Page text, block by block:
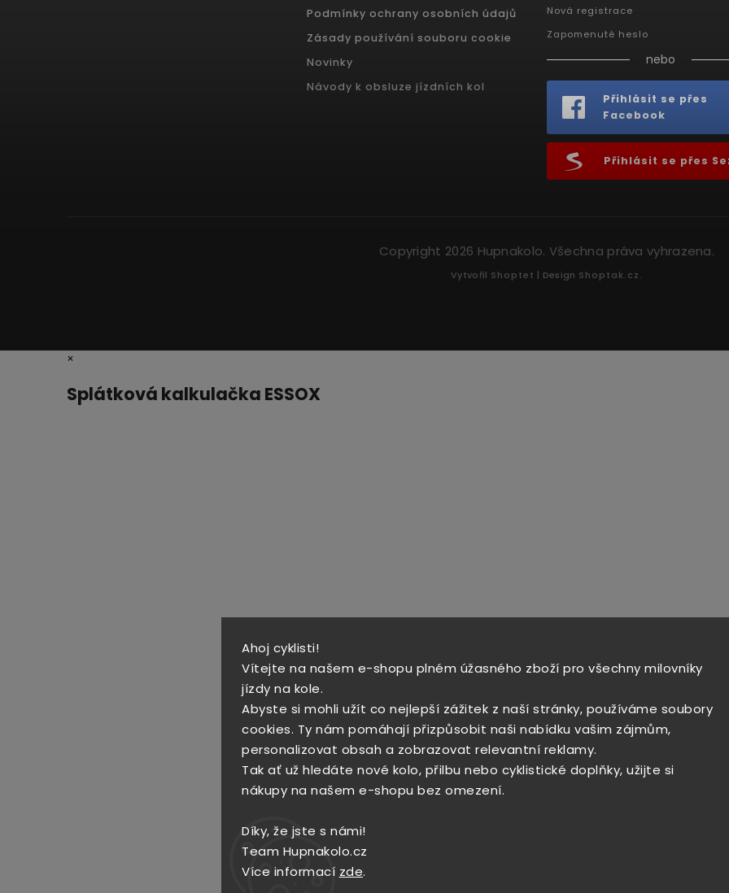
Ahoj cyklisti!
Vítejte na našem e-shopu plném úžasného zboží pro všechny milovníky
jízdy na kole.
Abyste si mohli užít co nejlepší zážitek z naší stránky, používáme soubory
cookies. Ty nám pomáhají přizpůsobit naši nabídku vašim zájmům,
personalizovat obsah a zobrazovat relevantní reklamy.
Tak ať už hledáte nové kolo, přilbu nebo cyklistické doplňky, užijte si
nákupy na našem e-shopu bez omezení.
Díky, že jste s námi!
Team Hupnakolo.cz
Více informací zde.
Podmínky ochrany osobních údajů
Zásady používání souboru cookie
Novinky
Návody k obsluze jízdních kol
Nová registrace
Zapomenuté heslo
nebo
Přihlásit se přes
Facebook
Přihlásit se přes
Copyright 2026 Hupnakolo. Všechna práva vyhrazena.
Vytvořil Shoptet | Design Shoptak.cz.
×
Splátková kalkulačka ESSOX